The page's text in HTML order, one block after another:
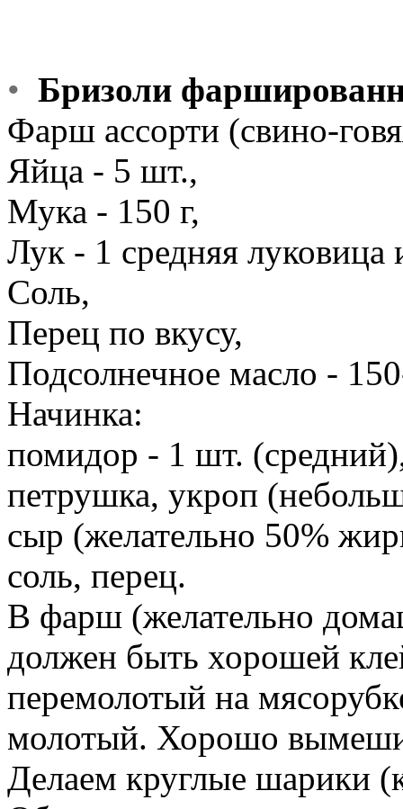
• Бризоли
Фарш ассорти (свино-
Яйца - 5 шт.,
Мука - 150 г,
Лук - 1 средняя луковица
Соль,
Перец по вкусу,
Подсолнечное масло -
Начинка:
помидор - 1 шт.
петрушка, укроп
сыр (желательно 50%
соль, перец.
В фарш (желательно
должен быть хорошей
перемолотый на
молотый. Хорошо
Делаем круглые шарики